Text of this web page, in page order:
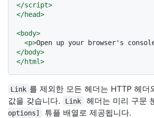
</script>
</head>
<body>
<p>Open up your browser's
</body>
</html>
Link 를 제외한 모든 헤더는 HTTP 헤더
값을 갖습니다.
Link 헤더는 미리 구문
options]
튜플 배열로 제공됩니다.